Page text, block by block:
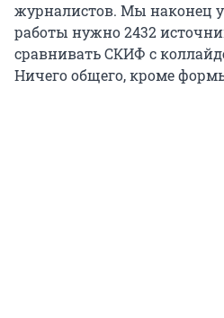
журналистов. Мы наконец
работы нужно 2432
сравнивать СКИФ с
Ничего общего, кроме